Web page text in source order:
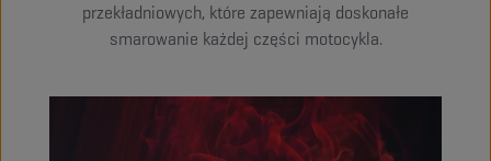
przekładniowych, które zapewniają doskonałe
smarowanie każdej części motocykla.